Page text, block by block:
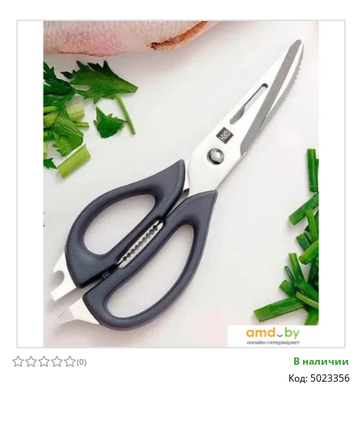
(0)
В наличии
Код: 5023356